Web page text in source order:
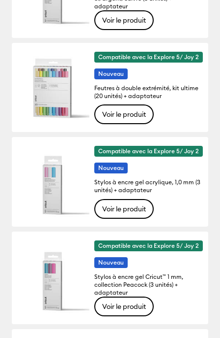
adaptateur
Voir le produit
Compatible avec la Explore 5/ Joy 2
Nouveau
Feutres à double extrémité, kit ultime
(20 unités) + adaptateur
Voir le produit
Compatible avec la Explore 5/ Joy 2
Nouveau
Stylos à encre gel acrylique, 1,0 mm (3
unités) + adaptateur
Voir le produit
Compatible avec la Explore 5/ Joy 2
Nouveau
Stylos à encre gel Cricut™ 1 mm,
collection Peacock (3 unités) +
adaptateur
Voir le produit